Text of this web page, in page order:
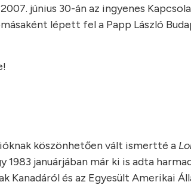
június 30-án az ingyenes
lépett fel a Papp László
köszönhetően vált ismertté a
januárjában már ki is adta
Kanadáról és az Egyesült Amerikai